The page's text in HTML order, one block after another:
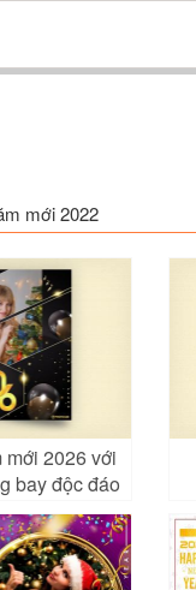
mới 2022
mới 2026 với
bay độc đáo